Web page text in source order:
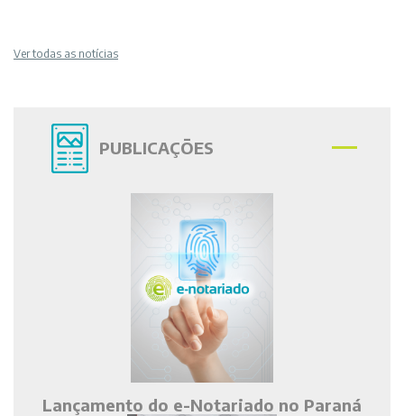
Ver todas as notícias
PUBLICAÇÕES
Lançamento do e-Notariado no Paraná